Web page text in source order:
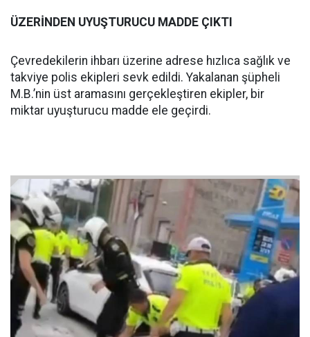
ÜZERİNDEN UYUŞTURUCU MADDE ÇIKTI
Çevredekilerin ihbarı üzerine adrese hızlıca sağlık ve
takviye polis ekipleri sevk edildi. Yakalanan şüpheli
M.B.’nin üst aramasını gerçekleştiren ekipler, bir
miktar uyuşturucu madde ele geçirdi.